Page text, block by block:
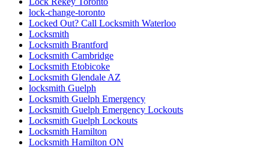
lock-change-toronto
Locked Out? Call Locksmith Waterloo
Locksmith
Locksmith Brantford
Locksmith Cambridge
Locksmith Etobicoke
Locksmith Glendale AZ
locksmith Guelph
Locksmith Guelph Emergency
Locksmith Guelph Emergency Lockouts
Locksmith Guelph Lockouts
Locksmith Hamilton
Locksmith Hamilton ON